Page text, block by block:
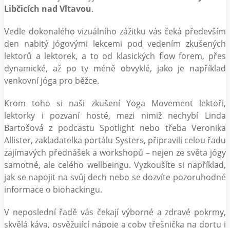
Libčicích nad Vltavou.
Vedle dokonalého vizuálního zážitku vás čeká především
den nabitý jógovými lekcemi pod vedením zkušených
lektorů a lektorek, a to od klasických flow forem, přes
dynamické, až po ty méně obvyklé, jako je například
venkovní jóga pro běžce.
Krom toho si naši zkušení Yoga Movement lektoři,
lektorky i pozvaní hosté, mezi nimiž nechybí Linda
Bartošová z podcastu Spotlight nebo třeba Veronika
Allister, zakladatelka portálu Systers, připravili celou řadu
zajímavých přednášek a workshopů – nejen ze světa jógy
samotné, ale celého wellbeingu. Vyzkoušíte si například,
jak se napojit na svůj dech nebo se dozvíte pozoruhodné
informace o biohackingu.
V neposlední řadě vás čekají výborné a zdravé pokrmy,
skvělá káva, osvěžující nápoje a coby třešnička na dortu i